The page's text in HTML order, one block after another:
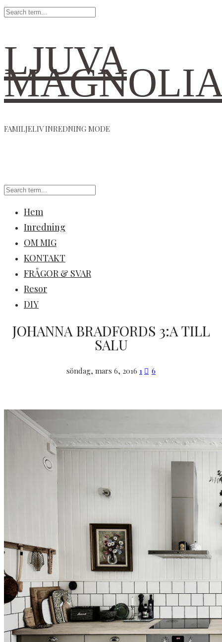
LJUVA
FAMILJELIV INREDNING MODE
Hem
Inredning
OM MIG
KONTAKT
FRÅGOR & SVAR
Resor
DIY
JOHANNA BRADFORDS 3:A TILL
SALU
söndag, mars 6, 2016 1 6